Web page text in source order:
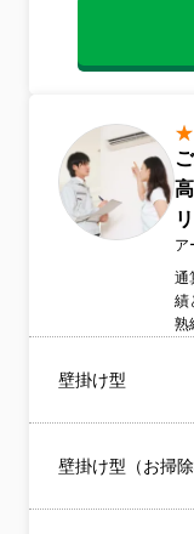
ア
通
績
熟
お
律
壁掛け型
壁掛け型（お掃除